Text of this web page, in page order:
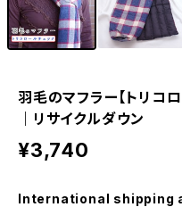
羽毛のマフラー【トリコ
｜リサイクルダウン
¥3,740
International shipping